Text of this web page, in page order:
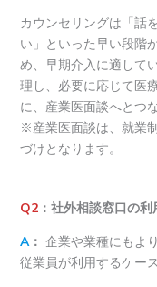
カウンセリングは「話
い」といった早い段階
め、早期介入に適して
理し、必要に応じて医
に、産業医面談へとつ
※産業医面談は、就業
づけとなります。
Q2：社外相談窓口の利
A： 企業や業種にもよ
従業員が利用するケー